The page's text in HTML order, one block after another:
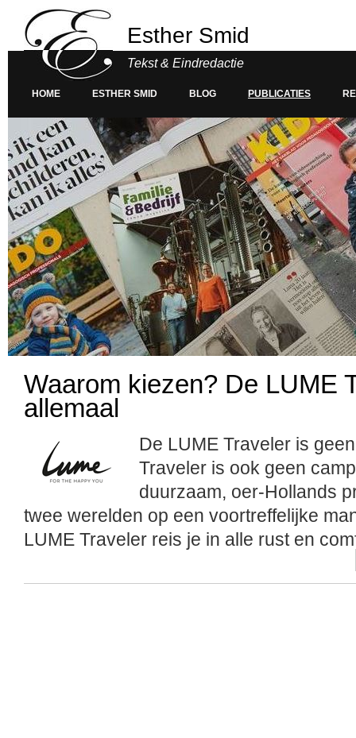
Esther Smid
Tekst & Eindredactie
HOME ESTHER SMID BLOG PUBLICATIES
Waarom kiezen? De LUME
allemaal
De LUME Traveler is
Traveler is ook geen
duurzaam, oer-Hollands
twee werelden op een voortreffelijke
LUME Traveler reis je in alle rust en